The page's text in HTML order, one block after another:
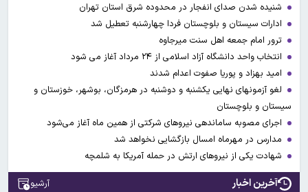
شنیده شدن صدای انفجار در محدوده شرق استان تهران
ادارات سیستان و بلوچستان فردا چهارشنبه تعطیل شد
ترور امام جمعه اهل سنت میرجاوه
انتخاب واحد دانشگاه آزاد اسلامی از ۲۴ مرداد آغاز می شود
امید بهزاد و پوریا صفوت اعدام شدند
لغو آزمونهای نهایی یکشنبه و دوشنبه در هرمزگان، بوشهر، خوزستان و
سیستان و بلوچستان
اجرای مصوبه ساماندهی نیرو‌های شرکتی از همین ماه آغاز می‌شود
مدارس در مهرماه امسال بازگشایی نخواهد شد
شهادت یکی از نیروهای ارتش در حمله آمریکا به شلمچه
آخرین اخبار آرشیو